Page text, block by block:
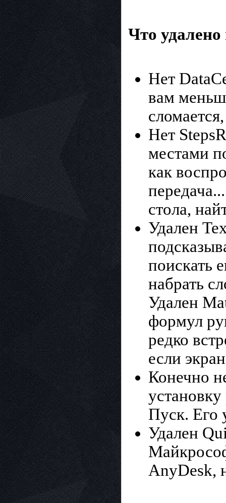
Что
Нет
вам
Нет
местами
как
стола,
Удален
поискать
набрать
Удален
формул
редко
если
Конечно
Пуск. Его
Удален
AnyDesk,